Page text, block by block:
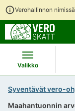
Verohallinnon
Valikko
Syventävät vero-
Maahantuonnin